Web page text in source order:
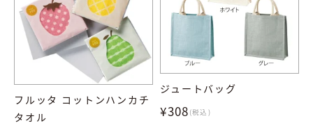
フルッタ コットンハンカチ
タオル
ジュートバッグ
¥308 (税込)